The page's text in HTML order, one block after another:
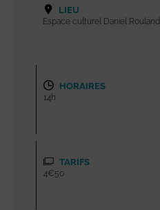
LIEU
Espace culturel Daniel Rouland
HORAIRES
14h
TARIFS
4€50